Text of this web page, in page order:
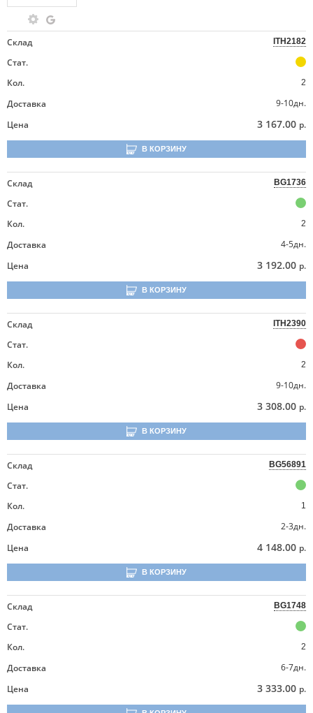
Склад ITH2182
Стат.
Кол.
2
Доставка
9-10дн.
Цена
3 167.00 р.
В КОРЗИНУ
Склад BG1736
Стат.
Кол.
2
Доставка
4-5дн.
Цена
3 192.00 р.
В КОРЗИНУ
Склад ITH2390
Стат.
Кол.
2
Доставка
9-10дн.
Цена
3 308.00 р.
В КОРЗИНУ
Склад BG56891
Стат.
Кол.
1
Доставка
2-3дн.
Цена
4 148.00 р.
В КОРЗИНУ
Склад BG1748
Стат.
Кол.
2
Доставка
6-7дн.
Цена
3 333.00 р.